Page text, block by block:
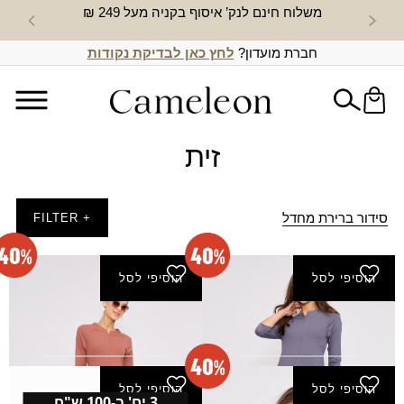
משלוח חינם לנק’ איסוף בקניה מעל 249 ₪ חדש
חברת מועדון? לחץ כאן לבדיקת נקודות
זית
סידור ברירת מחדל + FILTER
הוסיפי לסל
בגד ים סוף - אפור
144.00
הוסיפי לסל
בגד ים סוף - אפרסק
240.00 144.00
הוסיפי לסל הוסיפי לסל